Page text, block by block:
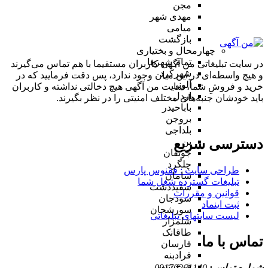
مجن
مهدی شهر
میامی
بازگشت
چهارمحال و بختیاری
تمام شهر‌ها
شهرکرد
آلونی
اردل
باباحیدر
بروجن
بلداجی
بن
جونقان
چلگرد
سامان
سفیددشت
سودجان
سورشجان
شلمزار
طاقانک
فارسان
فرادبنه
در سایت تبلیغاتی من آگهی کاربران مستقیما با هم تماس می‌گیرند
و هیچ واسطه‌ای در این میان وجود ندارد، پس دقت فرمایید که در
خرید و فروشِ شما، سایت من آگهی هیچ دخالتی نداشته و کاربران
باید خودشان جنبه‌های مختلف امنیتی را در نظر بگیرند.
دسترسی سریع
طراحی سایت :‌ ققنوس پارس
تبلیغات گسترده شغل شما
قوانین و مقررات
ثبت اینماد
لیست سایتهای تبلیغاتی
تماس با ما